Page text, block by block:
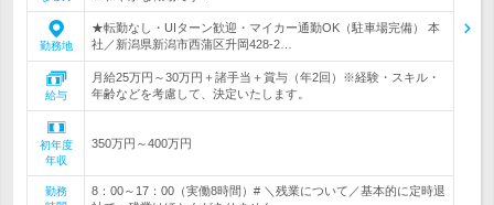
勤務地
★転勤なし・UIターン歓迎・マイカー通勤OK（駐車場完備） 本
社／新潟県新潟市西蒲区升岡428-2…
給与
月給25万円～30万円＋諸手当＋賞与（年2回）※経験・スキル・
年齢などを考慮して、決定いたします。
初年度
年収
350万円～400万円
勤務
8：00～17：00（実働8時間）# ＼残業について／基本的に定時退